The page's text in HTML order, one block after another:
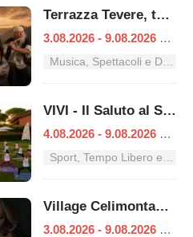
Terrazza Tevere, tutti i concerti dal 3 al 9 agosto
3.08.2026 - 9.08.2026 |
Musica, Spettacoli e Danza nel Lazio
VIVI - Il Saluto al Sole
4.08.2026 - 9.08.2026 |
Sport, Tempo Libero e Divertimento nel Lazio
Village Celimontana: gli appuntamenti dal 3 al 9 agosto
3.08.2026 - 9.08.2026 |